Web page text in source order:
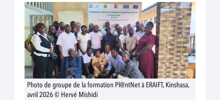
Photo de groupe de la formation Pl@ntNet à ERAIFT, Kinshasa,
avril 2026 © Hervé Mishidi